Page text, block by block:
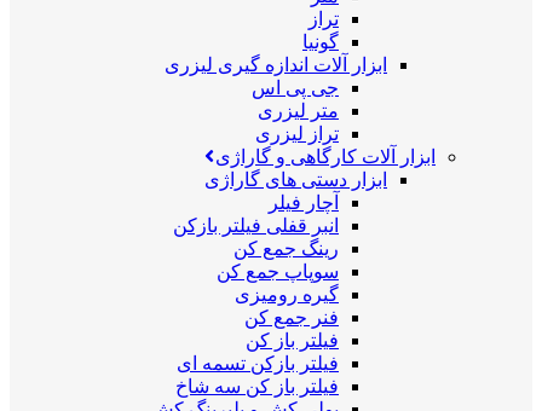
تراز
گونیا
ابزار آلات اندازه گیری لیزری
جی پی اس
متر لیزری
تراز لیزری
ابزار آلات کارگاهی و گاراژی
ابزار دستی های گاراژی
آچار فیلر
انبر قفلی فیلتر بازکن
رینگ جمع کن
سوپاپ جمع کن
گیره رومیزی
فنر جمع کن
فیلتر باز کن
فیلتر بازکن تسمه ای
فیلتر باز کن سه شاخ